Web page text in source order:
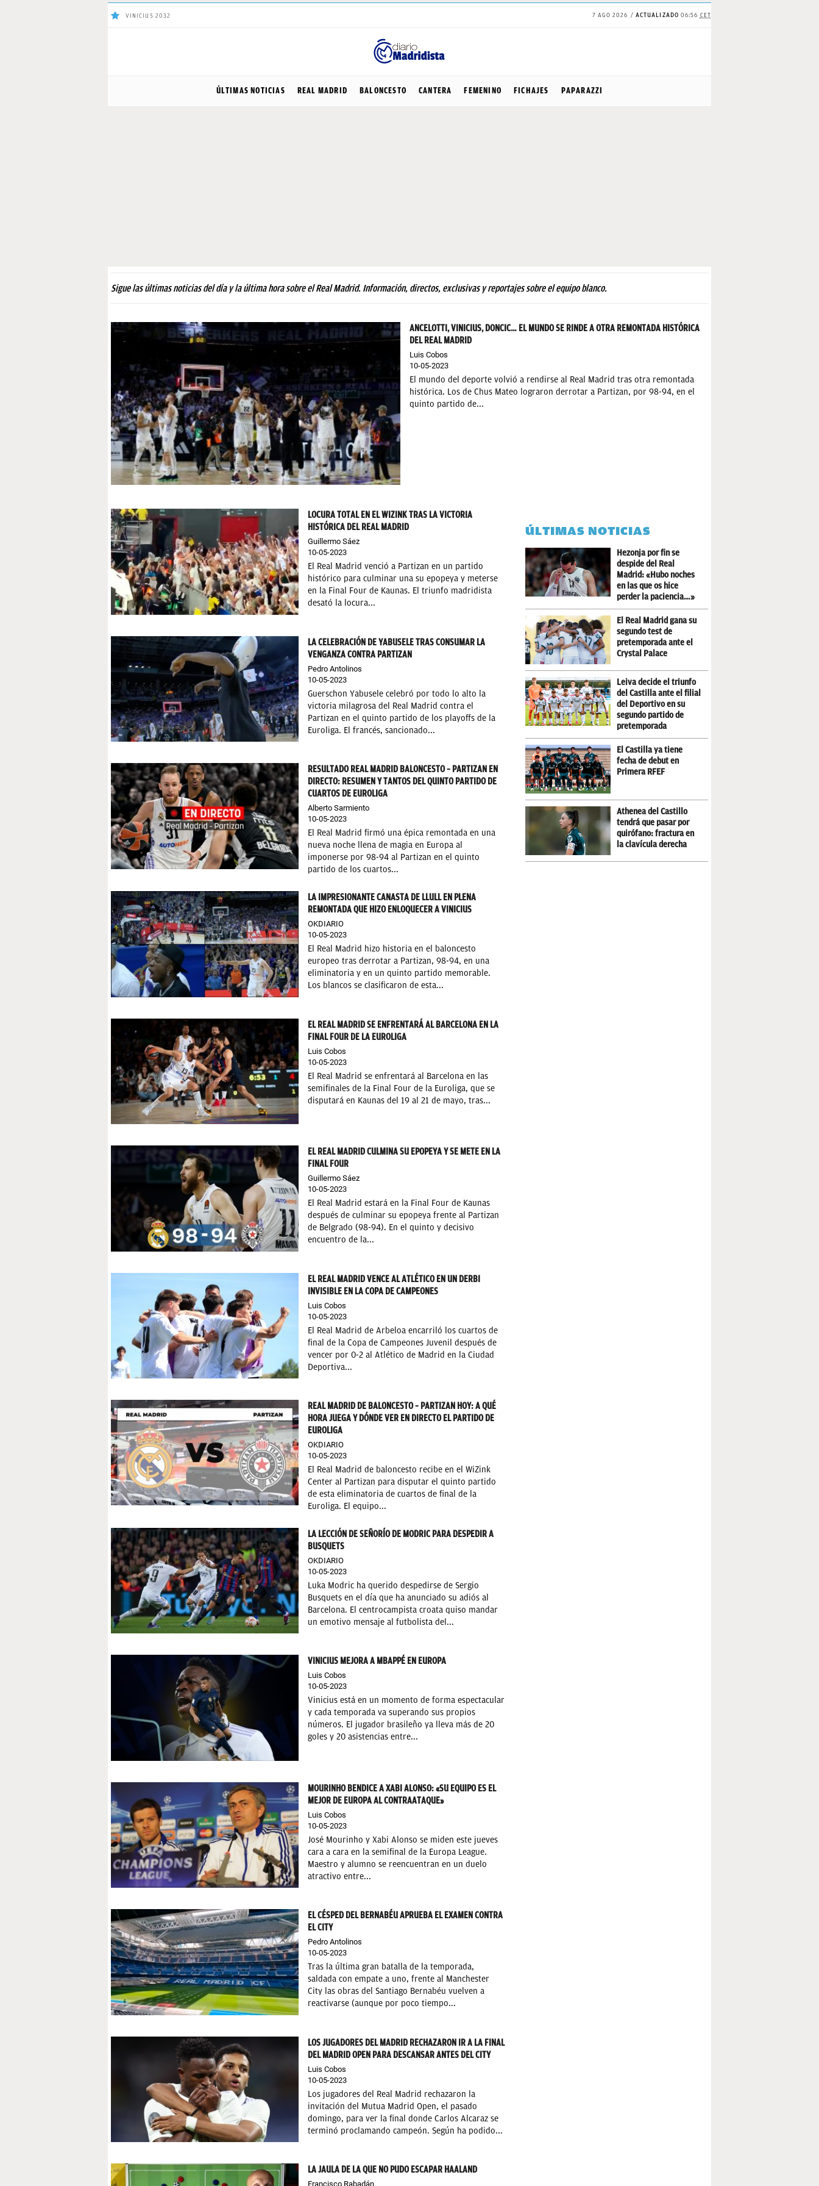
VINICIUS 2032 7 AGO 2026 ACTUALIZADO 06:56 CET
PAPARAZZI
ÚLTIMAS NOTICIAS REAL MADRID BALONCESTO CANTERA FEMENINO FICHAJES PAPARAZZI
Sigue las últimas noticias del día y la última hora sobre el Real Madrid. Información, directos, exclusivas y reportajes sobre el equipo blanco.
ANCELOTTI, VINICIUS, DONCIC… EL MUNDO SE RINDE A OTRA REMONTADA HISTÓRICA
DEL REAL MADRID
Luis Cobos
10-05-2023
El mundo del deporte volvió a rendirse al Real Madrid tras otra remontada
histórica. Los de Chus Mateo lograron derrotar a Partizan, por 98-94, en el
quinto partido de...
LOCURA TOTAL EN EL WIZINK TRAS LA VICTORIA
HISTÓRICA DEL REAL MADRID
Guillermo Sáez
10-05-2023
El Real Madrid venció a Partizan en un partido
histórico para culminar una su epopeya y meterse
en la Final Four de Kaunas. El triunfo madridista
desató la locura...
LA CELEBRACIÓN DE YABUSELE TRAS CONSUMAR LA
VENGANZA CONTRA PARTIZAN
Pedro Antolinos
10-05-2023
Guerschon Yabusele celebró por todo lo alto la
victoria milagrosa del Real Madrid contra el
Partizan en el quinto partido de los playoffs de la
Euroliga. El francés, sancionado...
RESULTADO REAL MADRID BALONCESTO – PARTIZAN EN
DIRECTO: RESUMEN Y TANTOS DEL QUINTO PARTIDO DE
CUARTOS DE EUROLIGA
Alberto Sarmiento
10-05-2023
El Real Madrid firmó una épica remontada en una
nueva noche llena de magia en Europa al
imponerse por 98-94 al Partizan en el quinto
partido de los cuartos...
LA IMPRESIONANTE CANASTA DE LLULL EN PLENA
REMONTADA QUE HIZO ENLOQUECER A VINICIUS
OKDIARIO
10-05-2023
El Real Madrid hizo historia en el baloncesto
europeo tras derrotar a Partizan, 98-94, en una
eliminatoria y en un quinto partido memorable.
Los blancos se clasificaron de esta...
EL REAL MADRID SE ENFRENTARÁ AL BARCELONA EN LA
FINAL FOUR DE LA EUROLIGA
Luis Cobos
10-05-2023
El Real Madrid se enfrentará al Barcelona en las
semifinales de la Final Four de la Euroliga, que se
disputará en Kaunas del 19 al 21 de mayo, tras...
EL REAL MADRID CULMINA SU EPOPEYA Y SE METE EN LA
FINAL FOUR
Guillermo Sáez
10-05-2023
El Real Madrid estará en la Final Four de Kaunas
después de culminar su epopeya frente al Partizan
de Belgrado (98-94). En el quinto y decisivo
encuentro de la...
EL REAL MADRID VENCE AL ATLÉTICO EN UN DERBI
INVISIBLE EN LA COPA DE CAMPEONES
Luis Cobos
10-05-2023
El Real Madrid de Arbeloa encarriló los cuartos de
final de la Copa de Campeones Juvenil después de
vencer por 0-2 al Atlético de Madrid en la Ciudad
Deportiva...
REAL MADRID DE BALONCESTO – PARTIZAN HOY: A QUÉ
HORA JUEGA Y DÓNDE VER EN DIRECTO EL PARTIDO DE
EUROLIGA
OKDIARIO
10-05-2023
El Real Madrid de baloncesto recibe en el WiZink
Center al Partizan para disputar el quinto partido
de esta eliminatoria de cuartos de final de la
Euroliga. El equipo...
LA LECCIÓN DE SEÑORÍO DE MODRIC PARA DESPEDIR A
BUSQUETS
OKDIARIO
10-05-2023
Luka Modric ha querido despedirse de Sergio
Busquets en el día que ha anunciado su adiós al
Barcelona. El centrocampista croata quiso mandar
un emotivo mensaje al futbolista del...
VINICIUS MEJORA A MBAPPÉ EN EUROPA
Luis Cobos
10-05-2023
Vinicius está en un momento de forma espectacular
y cada temporada va superando sus propios
números. El jugador brasileño ya lleva más de 20
goles y 20 asistencias entre...
MOURINHO BENDICE A XABI ALONSO: «SU EQUIPO ES EL
MEJOR DE EUROPA AL CONTRAATAQUE»
Luis Cobos
10-05-2023
José Mourinho y Xabi Alonso se miden este jueves
cara a cara en la semifinal de la Europa League.
Maestro y alumno se reencuentran en un duelo
atractivo entre...
EL CÉSPED DEL BERNABÉU APRUEBA EL EXAMEN CONTRA
EL CITY
Pedro Antolinos
10-05-2023
Tras la última gran batalla de la temporada,
saldada con empate a uno, frente al Manchester
City las obras del Santiago Bernabéu vuelven a
reactivarse (aunque por poco tiempo...
LOS JUGADORES DEL MADRID RECHAZARON IR A LA FINAL
DEL MADRID OPEN PARA DESCANSAR ANTES DEL CITY
Luis Cobos
10-05-2023
Los jugadores del Real Madrid rechazaron la
invitación del Mutua Madrid Open, el pasado
domingo, para ver la final donde Carlos Alcaraz se
terminó proclamando campeón. Según ha podido...
LA JAULA DE LA QUE NO PUDO ESCAPAR HAALAND
Francisco Rabadán
ÚLTIMAS NOTICIAS
Hezonja por fin se
despide del Real
Madrid: «Hubo noches
en las que os hice
perder la paciencia…»
El Real Madrid gana su
segundo test de
pretemporada ante el
Crystal Palace
Leiva decide el triunfo
del Castilla ante el filial
del Deportivo en su
segundo partido de
pretemporada
El Castilla ya tiene
fecha de debut en
Primera RFEF
Athenea del Castillo
tendrá que pasar por
quirófano: fractura en
la clavícula derecha